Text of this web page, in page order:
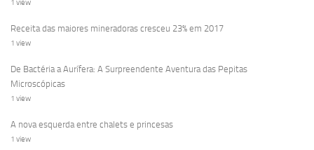
1 view
Receita das maiores mineradoras cresceu 23% em 2017
1 view
De Bactéria a Aurífera: A Surpreendente Aventura das Pepitas
Microscópicas
1 view
A nova esquerda entre chalets e princesas
1 view